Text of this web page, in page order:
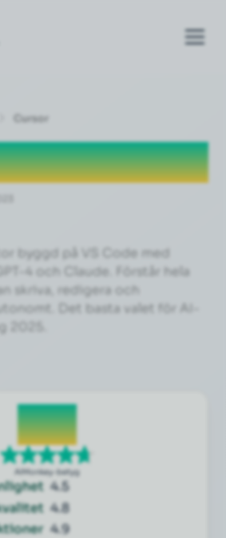
Cursor
byggd på VS Code med
4 och Claude. Förstår hela
skriva, redigera och
Det basta valet för AI-
2025.
4.7
AIMonkey-betyg
4.5
4.8
4.9